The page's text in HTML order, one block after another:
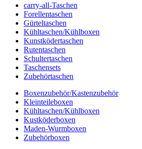
carry-all-Taschen
Forellentaschen
Gürteltaschen
Kühltaschen/Kühlboxen
Kunstködertaschen
Rutentaschen
Schultertaschen
Taschensets
Zubehörtaschen
Boxenzubehör/Kastenzubehör
Kleinteileboxen
Kühltaschen/Kühlboxen
Kustköderboxen
Maden-Wurmboxen
Zubehörboxen